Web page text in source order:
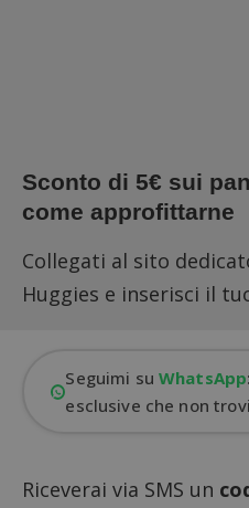
Sconto di 5€ sui
come approfittarne
Collegati al sito
Huggies e inserisci il
Seguimi suWhatsApp
esclusive che non
Riceverai via SMS un